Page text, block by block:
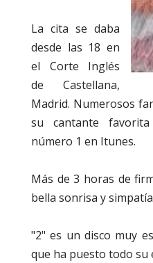
La cita se daba
desde las 18 en
el Corte Inglés
de Castellana,
Madrid. Numerosos
su cantante
número 1 en Itunes.
Más de 3 horas de
bella sonrisa y
"2" es un disco muy
que ha puesto todo su